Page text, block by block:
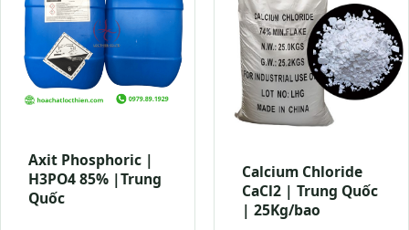
Axit Phosphoric |
H3PO4 85% |Trung
Quốc
Calcium Chloride
CaCl2 | Trung Quốc
| 25Kg/bao